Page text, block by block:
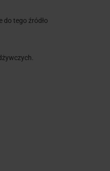
do tego źródło